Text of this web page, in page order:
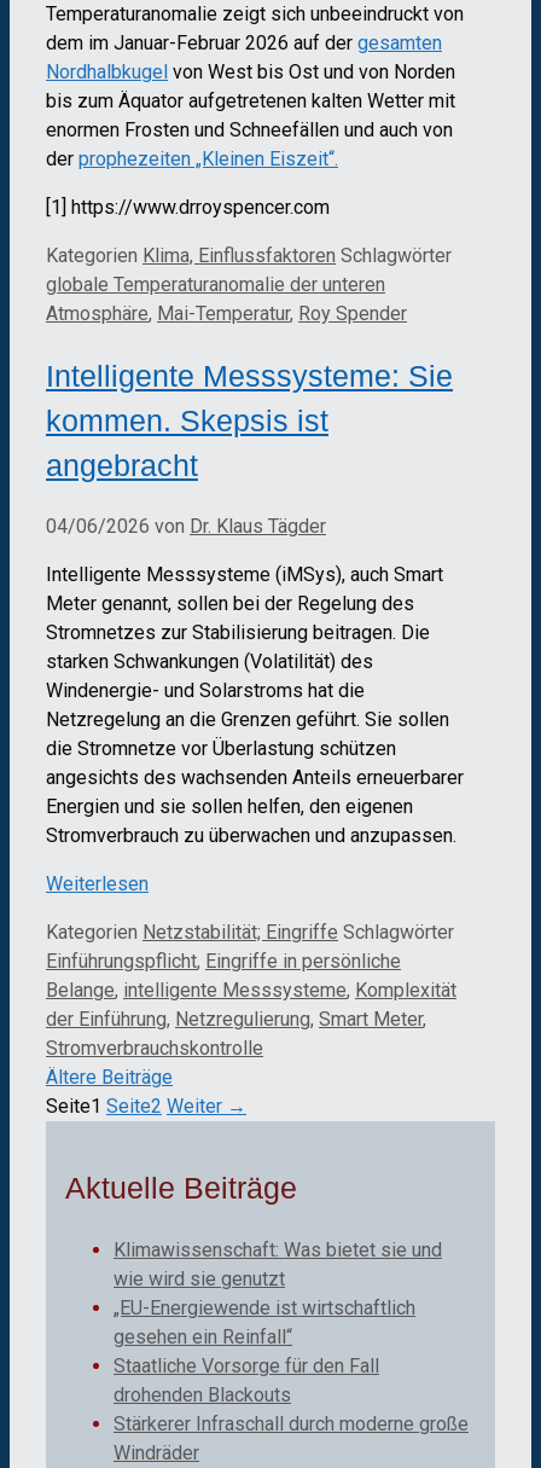
Temperaturanomalie zeigt sich unbeeindruckt von
dem im Januar-Februar 2026 auf der gesamten
Nordhalbkugel von West bis Ost und von Norden
bis zum Äquator aufgetretenen kalten Wetter mit
enormen Frosten und Schneefällen und auch von
der prophezeiten „Kleinen Eiszeit“.
[1] https://www.drroyspencer.com
Kategorien Klima, Einflussfaktoren Schlagwörter
globale Temperaturanomalie der unteren
Atmosphäre, Mai-Temperatur, Roy Spender
Intelligente Messsysteme: Sie
kommen. Skepsis ist
angebracht
04/06/2026 von Dr. Klaus Tägder
Intelligente Messsysteme (iMSys), auch Smart
Meter genannt, sollen bei der Regelung des
Stromnetzes zur Stabilisierung beitragen. Die
starken Schwankungen (Volatilität) des
Windenergie- und Solarstroms hat die
Netzregelung an die Grenzen geführt. Sie sollen
die Stromnetze vor Überlastung schützen
angesichts des wachsenden Anteils erneuerbarer
Energien und sie sollen helfen, den eigenen
Stromverbrauch zu überwachen und anzupassen.
Weiterlesen
Kategorien Netzstabilität; Eingriffe Schlagwörter
Einführungspflicht, Eingriffe in persönliche
Belange, intelligente Messsysteme, Komplexität
der Einführung, Netzregulierung, Smart Meter,
Stromverbrauchskontrolle
Ältere Beiträge
Seite1 Seite2 Weiter →
Aktuelle Beiträge
Klimawissenschaft: Was bietet sie und
wie wird sie genutzt
„EU-Energiewende ist wirtschaftlich
gesehen ein Reinfall“
Staatliche Vorsorge für den Fall
drohenden Blackouts
Stärkerer Infraschall durch moderne große
Windräder